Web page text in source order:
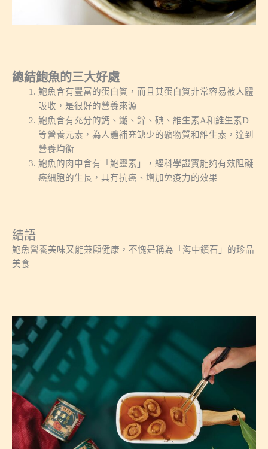
總結鮑魚的三大好處
鮑魚含有豐富的蛋白質，而且其蛋白質非常容易被人體
吸收，是很好的營養來源
鮑魚含有充分的鈣、鐵、鋅、碘、維生素A和維生素D
等營養元素，為人體補充缺少的礦物質和維生素，達到
營養均衡
鮑魚的肉中含有「鮑靈素」，經科學證實能夠有效阻礙
癌細胞的生長，具有抗癌、增加免疫力的效果
結語
鮑魚營養美味又能兼顧健康，不愧是稱為「海中鑽石」的珍品
美食